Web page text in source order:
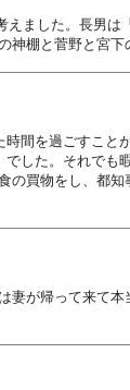
ました。長男
棚と菅野と宮
間を過ごすこ
した。それで
買物をし、都
が帰って来て